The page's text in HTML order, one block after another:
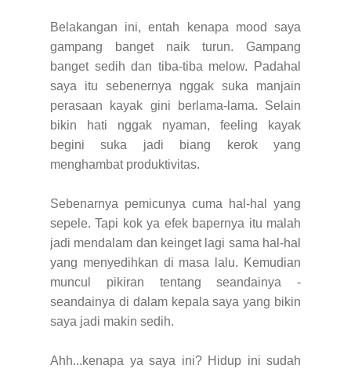
Belakangan ini, entah kenapa mood saya
gampang banget naik turun. Gampang
banget sedih dan tiba-tiba melow. Padahal
saya itu sebenernya nggak suka manjain
perasaan kayak gini berlama-lama. Selain
bikin hati nggak nyaman, feeling kayak
begini suka jadi biang kerok yang
menghambat produktivitas.
Sebenarnya pemicunya cuma hal-hal yang
sepele. Tapi kok ya efek bapernya itu malah
jadi mendalam dan keinget lagi sama hal-hal
yang menyedihkan di masa lalu. Kemudian
muncul pikiran tentang seandainya -
seandainya di dalam kepala saya yang bikin
saya jadi makin sedih.
Ahh...kenapa ya saya ini? Hidup ini sudah